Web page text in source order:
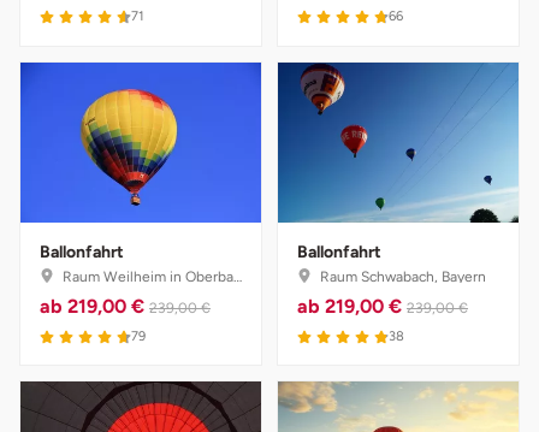
4.6 von 5
71
4.8 von 5
66
Ballonfahrt
Raum Weilheim in Oberbayern, Bayern
ab 219,00 € 239,00 €
4.7 von 5
79
Ballonfahrt
Raum Schwabach, Bayern
ab 219,00 € 239,00 €
4.9 von 5
38